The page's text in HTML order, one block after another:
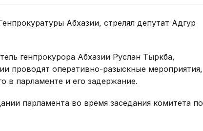
Абхазии, стрелял депутат Адгур
генпрокурора Абхазии Руслан Тыркба,
проводят оперативно-разыскные мероприятия,
в парламенте и его задержание.
парламента во время заседания комитета по